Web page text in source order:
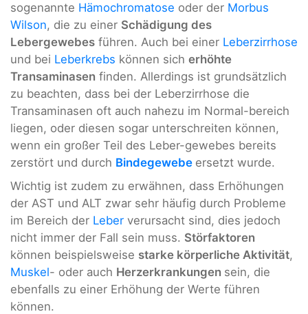
sogenannte Hämochromatose oder der Morbus
Wilson, die zu einer Schädigung des
Lebergewebes führen. Auch bei einer Leberzirrhose
und bei Leberkrebs können sich erhöhte
Transaminasen finden. Allerdings ist grundsätzlich
zu beachten, dass bei der Leberzirrhose die
Transaminasen oft auch nahezu im Normal-bereich
liegen, oder diesen sogar unterschreiten können,
wenn ein großer Teil des Leber-gewebes bereits
zerstört und durch Bindegewebe ersetzt wurde.
Wichtig ist zudem zu erwähnen, dass Erhöhungen
der AST und ALT zwar sehr häufig durch Probleme
im Bereich der Leber verursacht sind, dies jedoch
nicht immer der Fall sein muss. Störfaktoren
können beispielsweise starke körperliche Aktivität,
Muskel- oder auch Herzerkrankungen sein, die
ebenfalls zu einer Erhöhung der Werte führen
können.